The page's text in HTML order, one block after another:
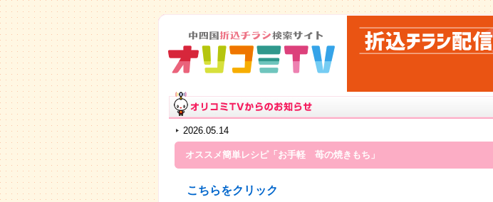
2026.05.14
オススメ簡単レシピ「お手軽 苺の焼きもち」
こちらをクリック